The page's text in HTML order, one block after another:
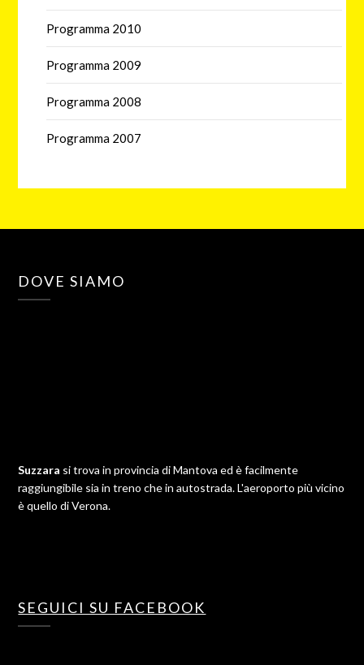
Programma 2010
Programma 2009
Programma 2008
Programma 2007
DOVE SIAMO
Suzzara si trova in provincia di Mantova ed è facilmente
raggiungibile sia in treno che in autostrada. L'aeroporto più vicino
è quello di Verona.
SEGUICI SU FACEBOOK